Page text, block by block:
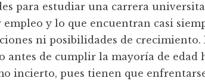
para estudiar una carrera
empleo y lo que encuentran casi
ni posibilidades de crecimiento.
antes de cumplir la mayoría de edad
incierto, pues tienen que